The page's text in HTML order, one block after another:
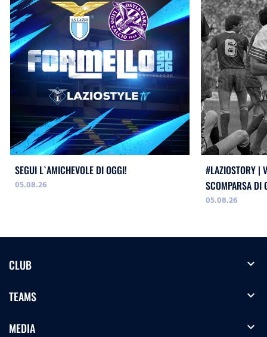
SEGUI L`AMICHEVOLE DI OGGI!
05.08.26
#LAZIOSTORY |
SCOMPARSA DI
05.08.26
CLUB expand_more
TEAMS expand_more
MEDIA expand_more